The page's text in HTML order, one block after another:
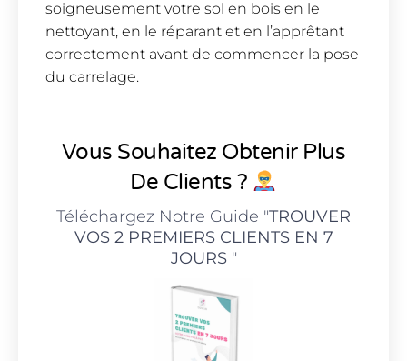
soigneusement votre sol en bois en le
nettoyant, en le réparant et en l’apprêtant
correctement avant de commencer la pose
du carrelage.
Vous Souhaitez Obtenir Plus
De Clients ?
Téléchargez Notre Guide "TROUVER
VOS 2 PREMIERS CLIENTS EN 7
JOURS"